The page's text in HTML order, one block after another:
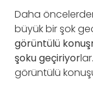
Daha
büyük bir şok
görüntülü
şoku geçiriyor
görüntülü